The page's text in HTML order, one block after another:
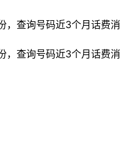
，查询号码近3个月话费消
，查询号码近3个月话费消